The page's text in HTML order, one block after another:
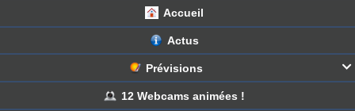
Accueil
Actus
Prévisions 
Savoie
Haute Savoie
12 Webcams animées !